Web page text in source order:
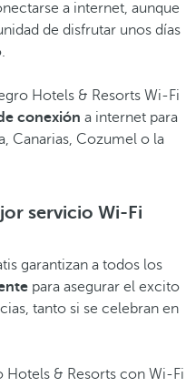
a internet, aunque
de disfrutar unos días
Hotels & Resorts Wi-Fi
conexión a internet para
Canarias, Cozumel o la
servicio Wi-Fi
garantizan a todos los
para asegurar el excito
tanto si se celebran en
Hotels & Resorts con Wi-Fi